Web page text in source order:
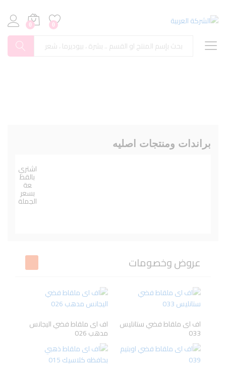
0
0
براندات ومنتجات اصليه
اشتري
بالقط
عة
بسعر
الجملة
TRESemme
Neutrogena
LA ROCHE-
POSAY
DR-RASHEL
Ecrinal
Kesh King
Pampers
cantu
عروض وخصومات
اف اى ملقاط فضي ستانليس
033
اف اى ملقاط فضي اليجانس
مدهب 026